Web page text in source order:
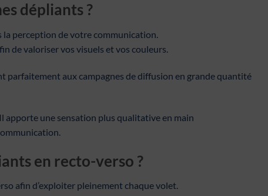
dépliants ?
la perception de votre communication.
de valoriser vos visuels et vos couleurs.
parfaitement aux campagnes de diffusion en grande quantité
apporte une sensation plus qualitative en main
en recto-verso ?
afin d’exploiter pleinement chaque volet.